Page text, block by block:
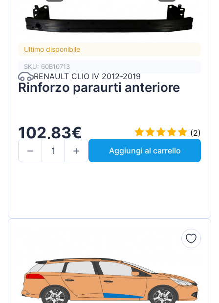
Ultimo disponibile
SKU: 60B10713
RENAULT CLIO IV 2012-2019
Rinforzo paraurti anteriore
102,83€
(2)
Aggiungi al carrello